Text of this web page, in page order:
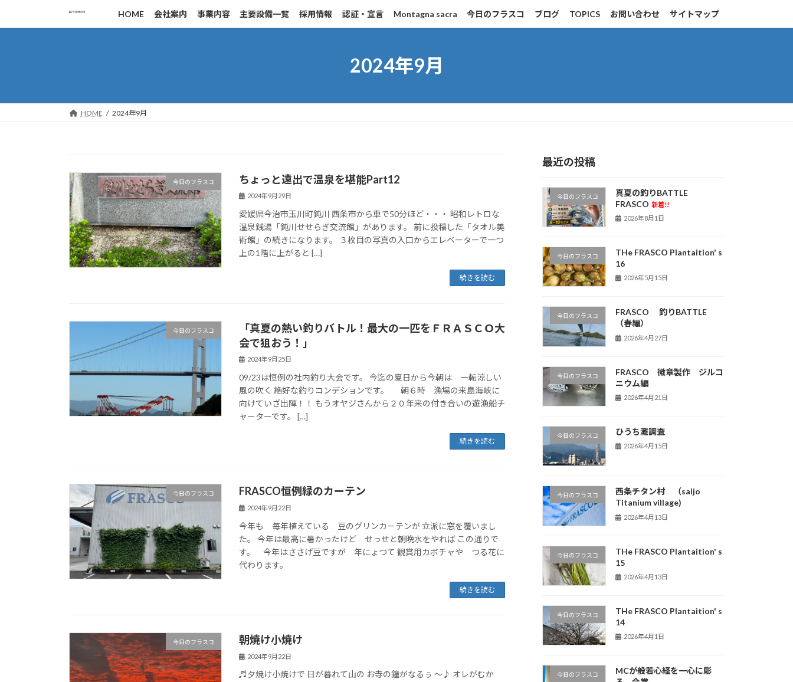
キ
に
HOME 会社案内 事業内容 主要設備一覧 採用情報 認証・宣言 Montagna sacra 今日のフラスコ ブログ TOPICS お問い合わせ サイトマップ
2024年9月
HOME 2024年9月
今日のフラスコ ちょっと遠出で温泉を堪能Part12
2024年9月29日
愛媛県今治市玉川町鈍川 西条市から車で50分ほど・・・ 昭和レトロな
温泉銭湯「鈍川せせらぎ交流館」があります。 前に投稿した「タオル美
術館」の続きになります。 ３枚目の写真の入口からエレベーターで一つ
上の1階に上がると […]
続きを読む
今日のフラスコ
「真夏の熱い釣りバトル！最大の一匹をＦＲＡＳＣＯ大
会で狙おう！」
2024年9月25日
09/23は恒例の社内釣り大会です。 今迄の夏日から今朝は 一転涼しい
風の吹く 絶好な釣りコンデションです。 朝６時 漁場の来島海峡に
向けていざ出陣！！ もうオヤジさんから２０年来の付き合いの遊漁船チ
ャーターです。 […]
続きを読む
今日のフラスコ FRASCO恒例緑のカーテン
2024年9月22日
今年も 毎年植えている 豆のグリンカーテンが 立派に窓を覆いまし
た。 今年は最高に暑かったけど せっせと朝晩水をやれば この通りで
す。 今年はささげ豆ですが 年にょつて 観賞用カボチャや つる花に
代わります。
続きを読む
今日のフラスコ 朝焼け小焼け
2024年9月22日
♬夕焼け小焼けで 日が暮れて山の お寺の鐘がなるぅ ～♪ オレがむか
最近の投稿
今日のフラスコ
真夏の釣りBATTLE
FRASCO 新着!!
2026年8月1日
今日のフラスコ
THe FRASCO Plantaition' s
16
2026年5月15日
今日のフラスコ
FRASCO 釣りBATTLE
（春編）
2026年4月27日
今日のフラスコ
FRASCO 徽章製作 ジルコ
ニウム編
2026年4月21日
今日のフラスコ ひうち灘調査
2026年4月15日
今日のフラスコ
西条チタン村 （saijo
Titanium village)
2026年4月13日
今日のフラスコ
THe FRASCO Plantaition' s
15
2026年4月13日
今日のフラスコ
THe FRASCO Plantaition' s
14
2026年4月1日
今日のフラスコ
MCが般若心経を一心に彫